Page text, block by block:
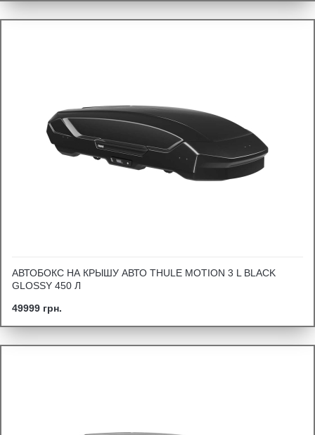
АВТОБОКС НА КРЫШУ АВТО THULE MOTION 3 L BLACK
GLOSSY 450 Л
49999 грн.